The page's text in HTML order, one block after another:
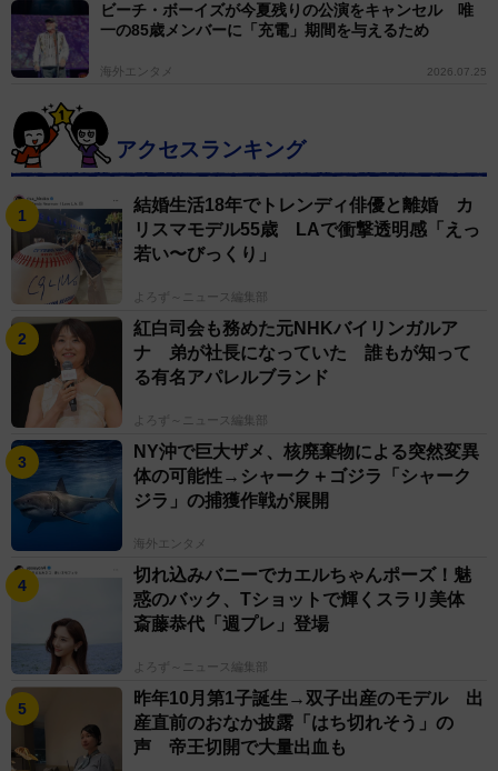
ビーチ・ボーイズが今夏残りの公演をキャンセル 唯
一の85歳メンバーに「充電」期間を与えるため
海外エンタメ 2026.07.25
アクセスランキング
結婚生活18年でトレンディ俳優と離婚 カ
リスマモデル55歳 LAで衝撃透明感「えっ
若い〜びっくり」
よろず～ニュース編集部
紅白司会も務めた元NHKバイリンガルア
ナ 弟が社長になっていた 誰もが知って
る有名アパレルブランド
よろず～ニュース編集部
NY沖で巨大ザメ、核廃棄物による突然変異
体の可能性→シャーク＋ゴジラ「シャーク
ジラ」の捕獲作戦が展開
海外エンタメ
切れ込みバニーでカエルちゃんポーズ！魅
惑のバック、Tショットで輝くスラリ美体
斎藤恭代「週プレ」登場
よろず～ニュース編集部
昨年10月第1子誕生→双子出産のモデル 出
産直前のおなか披露「はち切れそう」の
声 帝王切開で大量出血も